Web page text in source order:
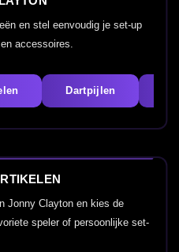
en stel eenvoudig je set-up
accessoires.
Dartpijlen
Jonny Clayton en kies de
speler of persoonlijke set-